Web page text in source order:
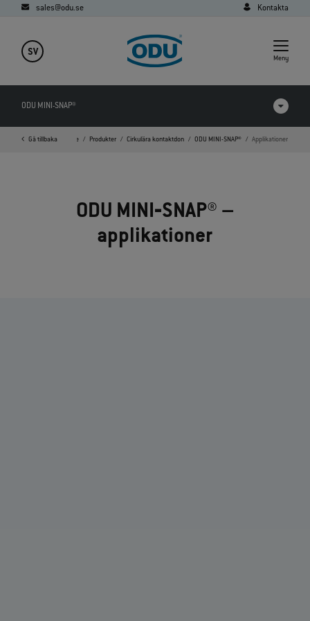
sales@odu.se Kontakta
SV
Meny
ODU MINI-SNAP®
Videos
Applikationer
Gå tillbaka Home Produkter Cirkulära kontaktdon ODU MINI-SNAP® Applikationer
ODU MINI‐SNAP® –
applikationer